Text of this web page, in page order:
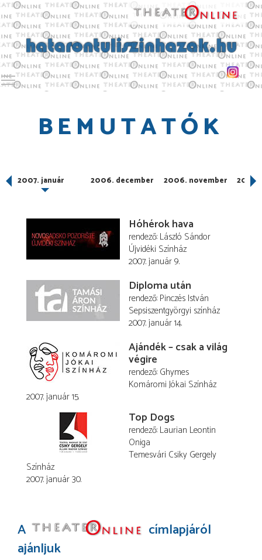
Toggle main menu visibility
BEMUTATÓK
2007. január 2006. december 2006. november
Hóhérok hava
rendező László Sándor
Újvidéki Színház
2007. január 9.
Diploma után
rendező Pinczés István
Sepsiszentgyörgyi színház
2007. január 14.
Ajándék – csak a világ
végire
rendező Ghymes
Komáromi Jókai Színház
2007. január 15.
Top Dogs
rendező Laurian Leontin
Oniga
Temesvári Csiky Gergely
Színház
2007. január 30.
A
címlapjáról
ajánljuk